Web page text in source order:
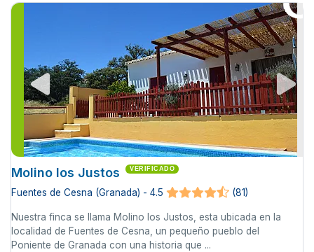
Molino los Justos VERIFICADO
Fuentes de Cesna (Granada) - 4.5 (81)
Nuestra finca se llama Molino los Justos, esta ubicada en la
localidad de Fuentes de Cesna, un pequeño pueblo del
Poniente de Granada con una historia que ...